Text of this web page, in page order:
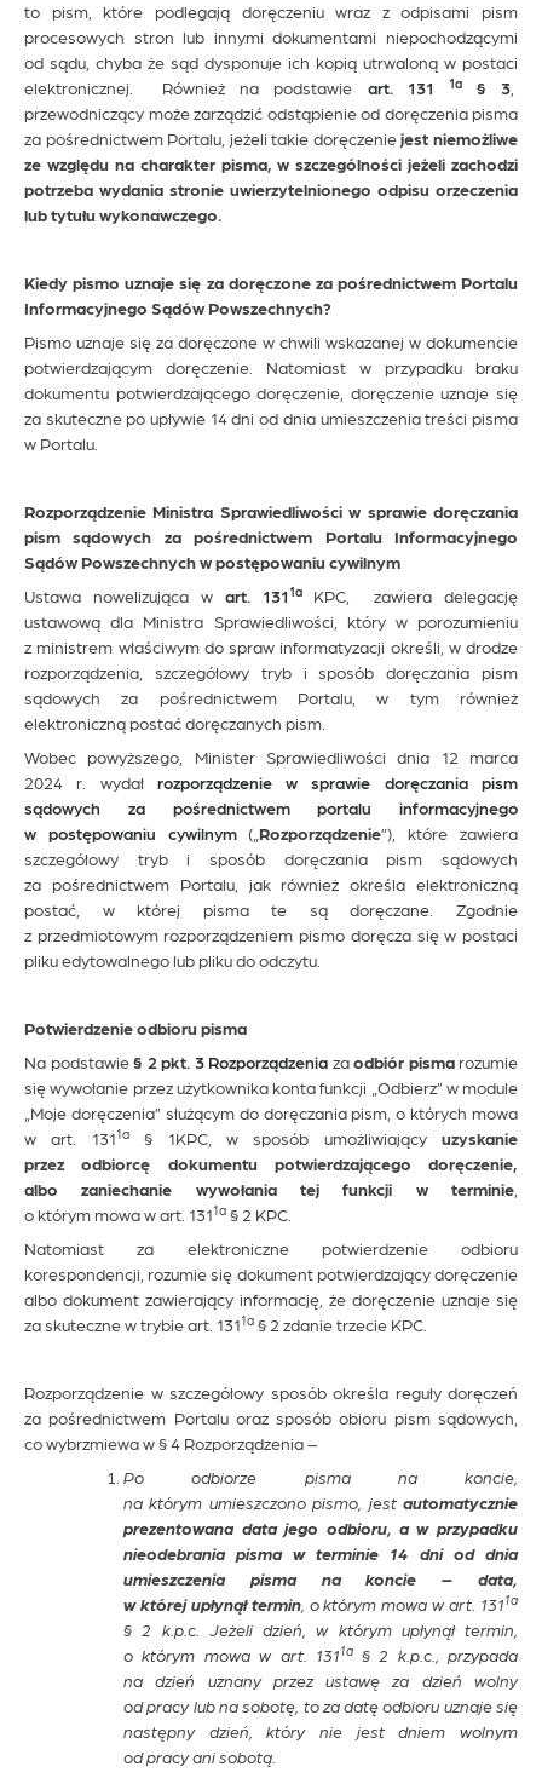
to pism, które podlegają doręczeniu wraz z odpisami pism
procesowych stron lub innymi dokumentami niepochodzącymi
od sądu, chyba że sąd dysponuje ich kopią utrwaloną w postaci
elektronicznej. Również na podstawie art. 131 1a§ 3
przewodniczący może zarządzić odstąpienie od doręczenia pisma
za pośrednictwem Portalu, jeżeli takie doręczeniejest niemożliwe
ze względu na charakter pisma, w szczególności jeżeli zachodzi
potrzeba wydania stronie uwierzytelnionego odpisu orzeczenia
lub tytułu wykonawczego.
Kiedy pismo uznaje się za doręczone za pośrednictwem Portalu
Informacyjnego Sądów Powszechnych?
Pismo uznaje się za doręczone w chwili wskazanej w dokumencie
potwierdzającym doręczenie. Natomiast w przypadku braku
dokumentu potwierdzającego doręczenie, doręczenie uznaje się
za skuteczne po upływie 14 dni od dnia umieszczenia treści pisma
w Portalu.
Rozporządzenie Ministra Sprawiedliwości w sprawie doręczania
pism sądowych za pośrednictwem Portalu Informacyjnego
Sądów Powszechnych w postępowaniu cywilnym
Ustawa nowelizująca w art. 1311aKPC, zawiera delegację
ustawową dla Ministra Sprawiedliwości, który w porozumieniu
z ministrem właściwym do spraw informatyzacji określi, w drodze
rozporządzenia, szczegółowy tryb i sposób doręczania pism
sądowych za pośrednictwem Portalu, w tym również
elektroniczną postać doręczanych pism.
Wobec powyższego, Minister Sprawiedliwości dnia 12 marca
2024 r. wydał rozporządzenie w sprawie doręczania pism
sądowych za pośrednictwem portalu informacyjnego
w postępowaniu cywilnym(„ Rozporządzenie”), które zawiera
szczegółowy tryb i sposób doręczania pism sądowych
za pośrednictwem Portalu, jak również określa elektroniczną
postać, w której pisma te są doręczane. Zgodnie
z przedmiotowym rozporządzeniem pismo doręcza się w postaci
pliku edytowalnego lub pliku do odczytu.
Potwierdzenie odbioru pisma
Na podstawie§ 2 pkt. 3 Rozporządzenia zaodbiór pismarozumie
się wywołanie przez użytkownika konta funkcji „Odbierz” w module
„Moje doręczenia” służącym do doręczania pism, o których mowa
w art. 1311a§ 1KPC, w sposób umożliwiający uzyskanie
przez odbiorcę dokumentu potwierdzającego doręczenie,
albo zaniechanie wywołania tej funkcji w terminie
o którym mowa w art. 1311a § 2 KPC.
Natomiast za elektroniczne potwierdzenie odbioru
korespondencji, rozumie się dokument potwierdzający doręczenie
albo dokument zawierający informację, że doręczenie uznaje się
za skuteczne w trybie art. 1311a § 2 zdanie trzecie KPC.
Rozporządzenie w szczegółowy sposób określa reguły doręczeń
za pośrednictwem Portalu oraz sposób obioru pism sądowych,
co wybrzmiewa w § 4 Rozporządzenia –
Po odbiorze pisma na koncie,
na którym umieszczono pismo, jest automatycznie
prezentowana data jego odbioru, a w przypadku
nieodebrania pisma w terminie 14 dni od dnia
umieszczenia pisma na koncie – data,
w której upłynął termin, o którym mowa w art. 1311a
§ 2 k.p.c. Jeżeli dzień, w którym upłynął termin,
o którym mowa w art. 1311a § 2 k.p.c., przypada
na dzień uznany przez ustawę za dzień wolny
od pracy lub na sobotę, to za datę odbioru uznaje się
następny dzień, który nie jest dniem wolnym
od pracy ani sobotą.